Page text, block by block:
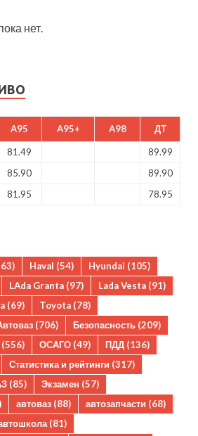
нет.
A95 A95+ A98 ДТ
81.49
89.99
85.90
89.90
81.95 78.95
Haval (54) Hyundai (105)
LAda Granta (97) Lada Vesta (91)
(69) Toyota (78)
(706) Безопасность (209)
(556) ОСАГО (49) ПДД (136)
Статистика и рейтинги (317)
(85) Экзамен (57)
автоваз (88) автозапчасти (68)
(81)